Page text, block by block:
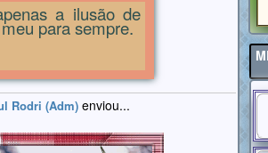
a ilusão de
para sempre.
Rodri (Adm) enviou...